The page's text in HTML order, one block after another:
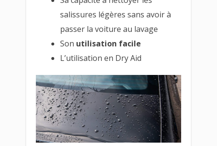
salissures légères sans avoir à
passer la voiture au lavage
Son utilisation facile
L’utilisation en Dry Aid